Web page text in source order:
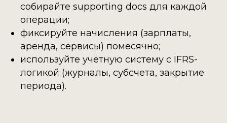
собирайте supporting docs для каждой
операции;
фиксируйте начисления (зарплаты,
аренда, сервисы) помесячно;
используйте учётную систему с IFRS-
логикой (журналы, субсчета, закрытие
периода).